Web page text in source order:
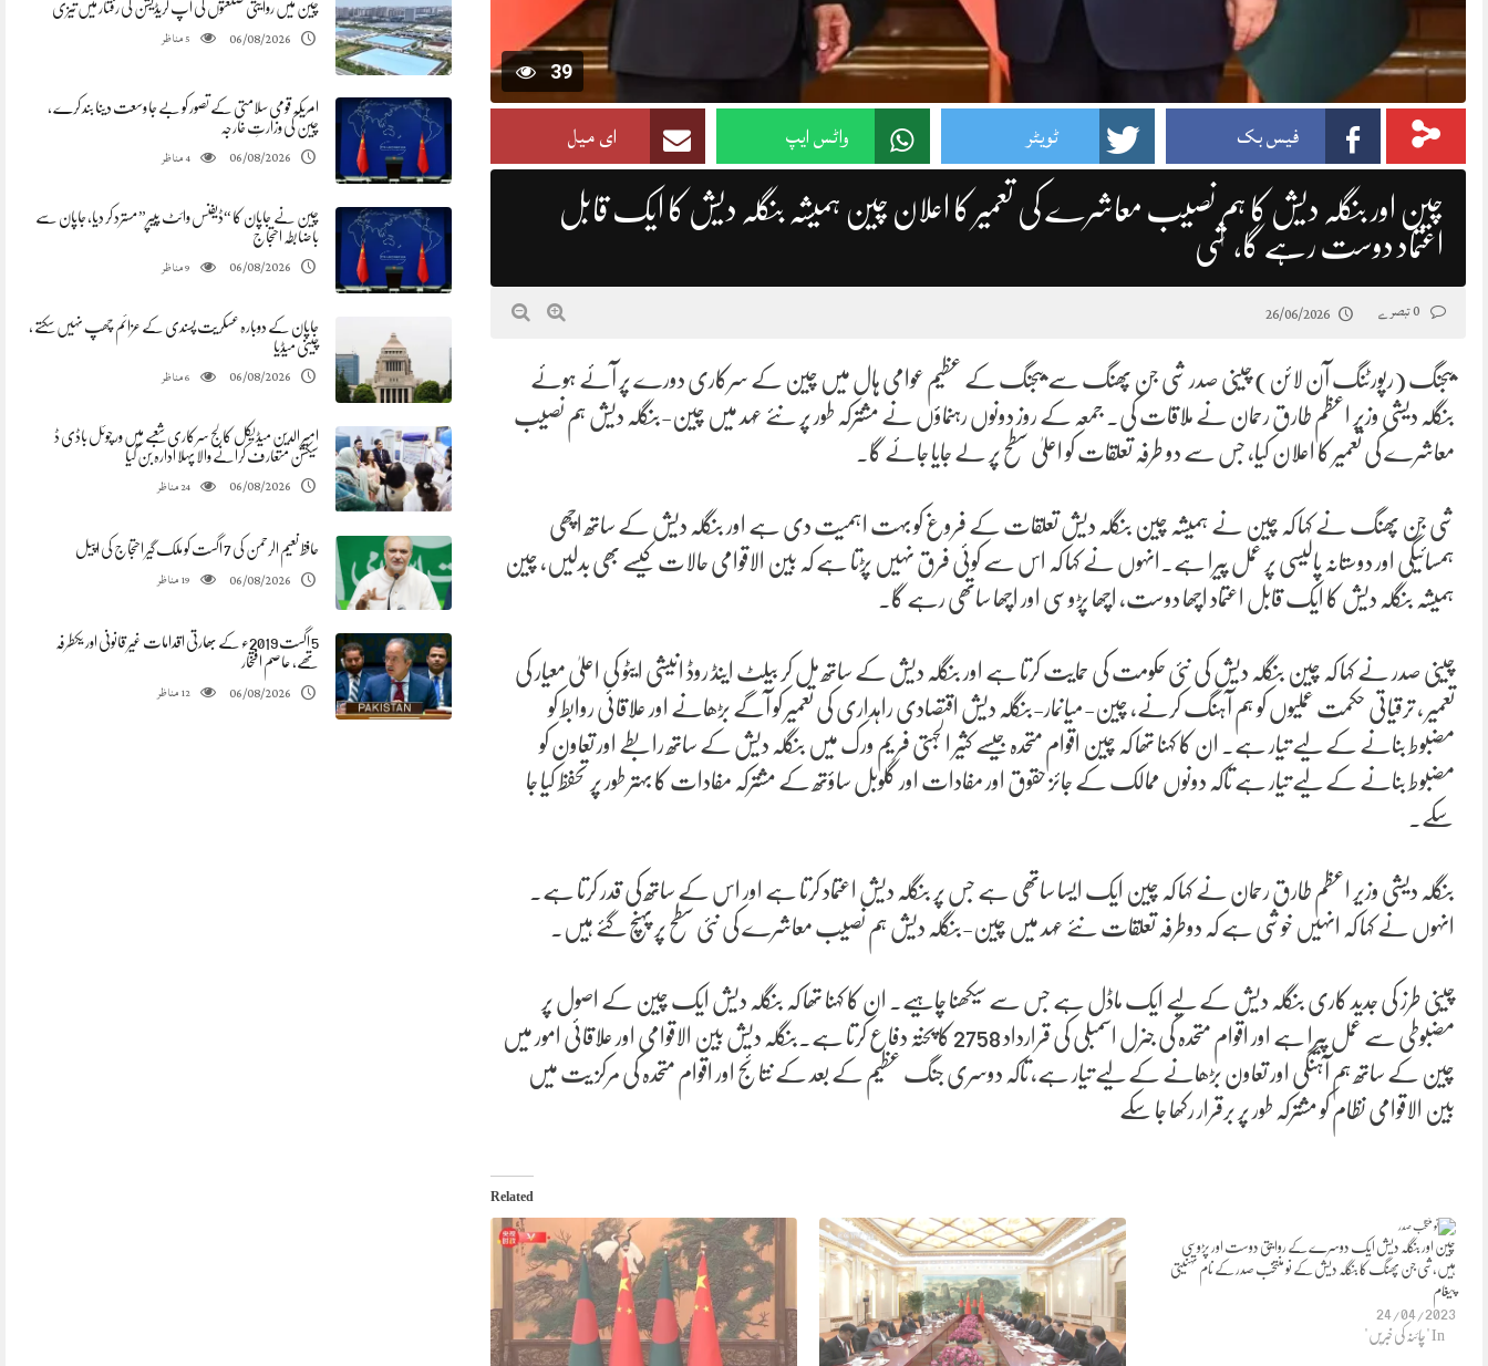
چین میں روایتی صنعتوں کی اپ گریڈیشن کی رفتار میں تیزی
06/08/2026
5مناظر
امریکہ قومی سلامتی کے تصور کو بے جا وسعت دینا بند کرے ،
چین کی وزارتِ خارجہ
06/08/2026
4مناظر
چین نے جاپان کا “ڈیفنس وائٹ پیپر” مسترد کر دیا، جاپان سے
باضابطہ احتجاج
06/08/2026
9مناظر
جاپان کے دوبارہ عسکریت پسندی کے عزائم چھپ نہیں سکتے ،
چینی میڈیا
06/08/2026
6مناظر
​امیر الدین میڈیکل کالج سرکاری شعبے میں ورچوئل باڈی ڈ
سیکشن متعارف کرانے والا پہلا ادارہ بن گیا
06/08/2026
24مناظر
حافظ نعیم الرحمن کی 7 اگست کو ملک گیر احتجاج کی اپیل
06/08/2026
19مناظر
5 اگست 2019ء کے بھارتی اقدامات غیر قانونی اور یکطرفہ
تھے، عاصم افتخار
06/08/2026
12مناظر
39
فیس بک ٹویٹر واٹس ایپ ای میل
چین اور بنگلہ دیش کا ہم نصیب معاشرے کی تعمیر کا اعلان چین ہمیشہ بنگلہ دیش کا ایک قابل
اعتماد دوست رہے گا، شی
26/06/2026
بیجنگ (رپورٹنگ آن لائن) چینی صدر شی جن پھنگ سے بیجنگ کے عظیم عوامی ہال میں چین کے سرکاری دورے پر آئے ہوئے
بنگلہ دیشی وزیر اعظم طارق رحمان نے ملاقات کی۔ جمعہ کے روز دونوں رہنماؤں نے مشترکہ طور پر نئے عہد میں چین-بنگلہ دیش ہم نصیب
معاشرے کی تعمیر کا اعلان کیا، جس سے دو طرفہ تعلقات کو اعلیٰ سطح پر لے جایا جائے گا۔
شی جن پھنگ نے کہا کہ چین نے ہمیشہ چین بنگلہ دیش تعلقات کے فروغ کو بہت اہمیت دی ہے اور بنگلہ دیش کے ساتھ اچھی
ہمسائیگی اور دوستانہ پالیسی پر عمل پیرا ہے۔انہوں نے کہا کہ اس سے کوئی فرق نہیں پڑتا ہے کہ بین الاقوامی حالات کیسے بھی بدلیں، چین
ہمیشہ بنگلہ دیش کا ایک قابل اعتماد اچھا دوست، اچھا پڑوسی اور اچھا ساتھی رہے گا۔
چینی صدر نے کہا کہ چین بنگلہ دیش کی نئی حکومت کی حمایت کرتا ہے اور بنگلہ دیش کے ساتھ مل کر بیلٹ اینڈ روڈ انیشی ایٹو کی اعلیٰ معیار کی
تعمیر ، ترقیاتی حکمت عملیوں کو ہم آہنگ کرنے، چین-میانمار-بنگلہ دیش اقتصادی راہداری کی تعمیر کو آگے بڑھانے اور علاقائی روابط کو
مضبوط بنانے کے لیے تیار ہے۔ ان کا کہنا تھا کہ چین اقوام متحدہ جیسے کثیر الجہتی فریم ورک میں بنگلہ دیش کے ساتھ رابطے اور تعاون کو
مضبوط بنانے کے لیے تیار ہے تاکہ دونوں ممالک کے جائز حقوق اور مفادات اور گلوبل ساؤتھ کے مشترکہ مفادات کا بہتر طور پر تحفظ کیا جا
سکے۔
بنگلہ دیشی وزیر اعظم طارق رحمان نے کہا کہ چین ایک ایسا ساتھی ہے جس پر بنگلہ دیش اعتماد کرتا ہے اور اس کے ساتھ کی قدر کرتا ہے۔
انہوں نے کہا کہ انہیں خوشی ہے کہ دوطرفہ تعلقات نئے عہد میں چین-بنگلہ دیش ہم نصیب معاشرے کی نئی سطح پر پہنچ گئے ہیں۔
چینی طرز کی جدید کاری بنگلہ دیش کے لیے ایک ماڈل ہے جس سے سیکھنا چاہیے۔ ان کا کہنا تھا کہ بنگلہ دیش ایک چین کے اصول پر
مضبوطی سے عمل پیرا ہے اور اقوام متحدہ کی جنرل اسمبلی کی قرارداد 2758 کا پختہ دفاع کرتا ہے۔بنگلہ دیش بین الاقوامی اور علاقائی امور میں
چین کے ساتھ ہم آہنگی اور تعاون بڑھانے کے لیے تیار ہے، تاکہ دوسری جنگ عظیم کے بعد کے نتائج اور اقوام متحدہ کی مرکز یت میں
بین الاقوامی نظام کو مشترکہ طور پر برقرار رکھا جا سکے
Related
چین اور بنگلہ دیش ایک دوسرے کے روایتی دوست اور پڑوسی
ہیں,شی جن پھنگ کا بنگلہ دیش کے نو منتخب صدر کے نام تہنیتی
پیغام
24/04/2023
In "چائنہ کی خبریں"